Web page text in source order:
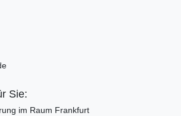
Sie:
im Raum Frankfurt